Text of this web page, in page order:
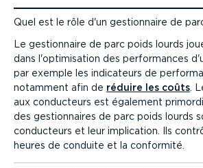
Quel est le rôle d'un gestion­naire de
Accéder au contenu
Le gestion­naire de parc poids lourds
dans l'optimi­sation des perfor­mances
par exemple les indicateurs de
notamment afin de réduire les coûts .
aux conducteurs est également
des gestion­naires de parc poids lourds
conducteurs et leur implication. Ils
heures de conduite et la conformité.